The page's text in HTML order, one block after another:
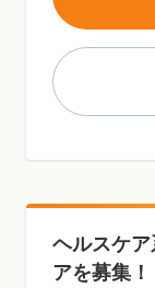
ヘルスケ
アを募集！